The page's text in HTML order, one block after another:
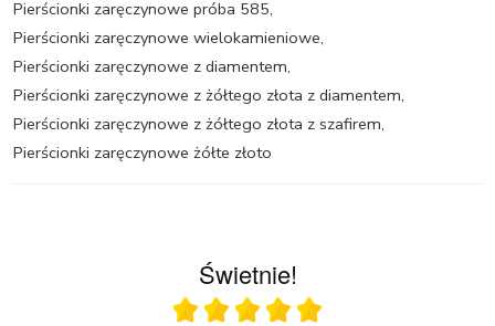
Pierścionki zaręczynowe próba 585,
Pierścionki zaręczynowe wielokamieniowe,
Pierścionki zaręczynowe z diamentem,
Pierścionki zaręczynowe z żółtego złota z diamentem,
Pierścionki zaręczynowe z żółtego złota z szafirem,
Pierścionki zaręczynowe żółte złoto
Świetnie!
Ocena średnia 5 na 5